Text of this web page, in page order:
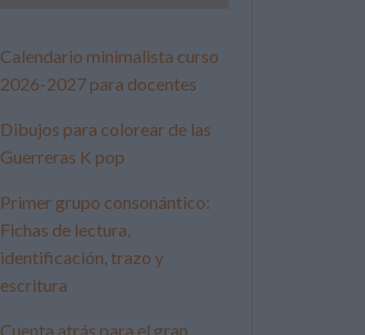
Calendario minimalista curso
2026-2027 para docentes
Dibujos para colorear de las
Guerreras K pop
Primer grupo consonántico:
Fichas de lectura,
identificación, trazo y
escritura
Cuenta atrás para el gran